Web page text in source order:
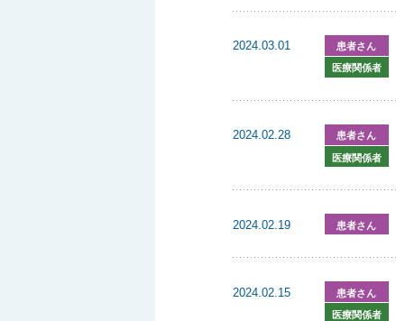
2024.03.01 患者さん
医療関係者
2024.02.28 患者さん
医療関係者
2024.02.19 患者さん
2024.02.15 患者さん
医療関係者